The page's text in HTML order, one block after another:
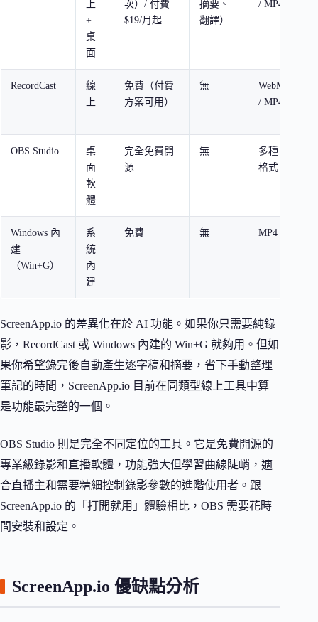
上
+
桌
面
次）/ 付費
$19/月起
摘要、
翻譯）
/ MP4
RecordCast
線
上
免費（付費
方案可用）
無
WebM
/ MP4
OBS Studio
桌
面
軟
體
完全免費開
源
無
多種
格式
Windows 內
建
（Win+G）
系
統
內
建
免費 無 MP4
ScreenApp.io 的差異化在於 AI 功能。如果你只需要純錄
影，RecordCast 或 Windows 內建的 Win+G 就夠用。但如
果你希望錄完後自動產生逐字稿和摘要，省下手動整理
筆記的時間，ScreenApp.io 目前在同類型線上工具中算
是功能最完整的一個。
OBS Studio 則是完全不同定位的工具。它是免費開源的
專業級錄影和直播軟體，功能強大但學習曲線陡峭，適
合直播主和需要精細控制錄影參數的進階使用者。跟
ScreenApp.io 的「打開就用」體驗相比，OBS 需要花時
間安裝和設定。
ScreenApp.io 優缺點分析